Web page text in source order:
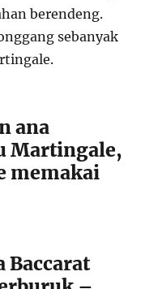
berendeng.
sebanyak
ana
Martingale,
memakai
Baccarat